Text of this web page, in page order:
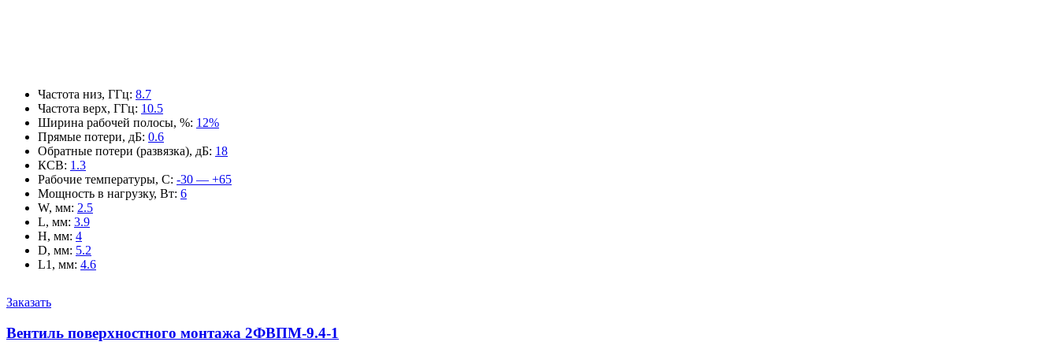
Частота низ, ГГц: 8.7
Частота верх, ГГц: 10.5
Ширина рабочей полосы, %: 12%
Прямые потери, дБ: 0.6
Обратные потери (развязка), дБ: 18
КСВ: 1.3
Рабочие температуры, С: -30 — +65
Мощность в нагрузку, Вт: 6
W, мм: 2.5
L, мм: 3.9
H, мм: 4
D, мм: 5.2
L1, мм: 4.6
Заказать
Вентиль поверхностного монтажа 2ФВПМ-9.4-1